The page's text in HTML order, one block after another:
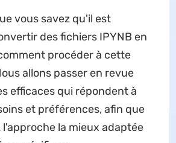
vous savez qu'il est
des fichiers IPYNB en
procéder à cette
allons passer en revue
efficaces qui répondent à
et préférences, afin que
la mieux adaptée